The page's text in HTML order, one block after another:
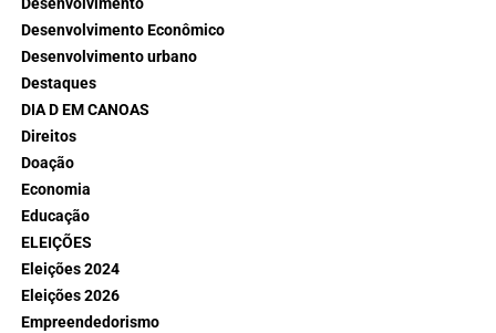
Desenvolvimento Econômico
Desenvolvimento urbano
Destaques
DIA D EM CANOAS
Direitos
Doação
Economia
Educação
ELEIÇÕES
Eleições 2024
Eleições 2026
Empreendedorismo